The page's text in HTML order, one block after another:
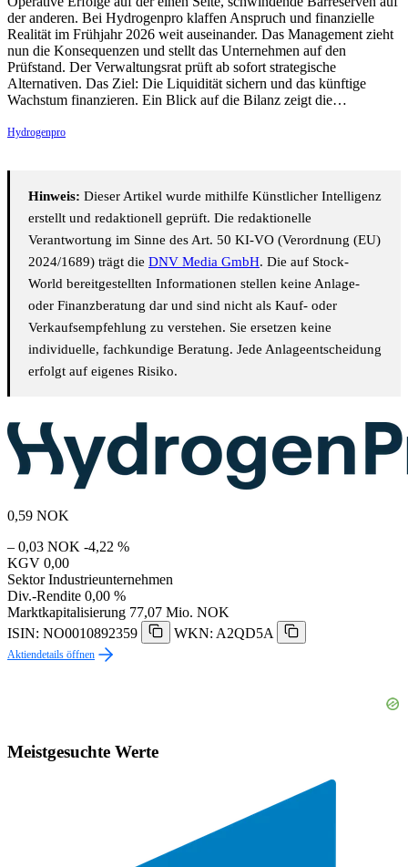
der anderen. Bei Hydrogenpro klaffen Anspruch und finanzielle
Realität im Frühjahr 2026 weit auseinander. Das Management zieht
nun die Konsequenzen und stellt das Unternehmen auf den
Prüfstand. Der Verwaltungsrat prüft ab sofort strategische
Alternativen. Das Ziel: Die Liquidität sichern und das künftige
Wachstum finanzieren. Ein Blick auf die Bilanz zeigt die…
Hydrogenpro
Hinweis: Dieser Artikel wurde mithilfe Künstlicher Intelligenz
erstellt und redaktionell geprüft. Die redaktionelle
Verantwortung im Sinne des Art. 50 KI-VO (Verordnung (EU)
2024/1689) trägt die DNV Media GmbH. Die auf Stock-
World bereitgestellten Informationen stellen keine Anlage-
oder Finanzberatung dar und sind nicht als Kauf- oder
Verkaufsempfehlung zu verstehen. Sie ersetzen keine
individuelle, fachkundige Beratung. Jede Anlageentscheidung
erfolgt auf eigenes Risiko.
0,59 NOK
– 0,03 NOK -4,22 %
KGV 0,00
Sektor Industrieunternehmen
Div.-Rendite 0,00 %
Marktkapitalisierung 77,07 Mio. NOK
ISIN: NO0010892359
WKN: A2QD5A
Aktiendetails öffnen
Meistgesuchte Werte